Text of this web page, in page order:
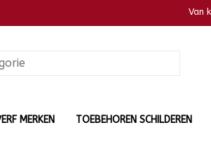
Van
MERKEN TOEBEHOREN SCHILDEREN